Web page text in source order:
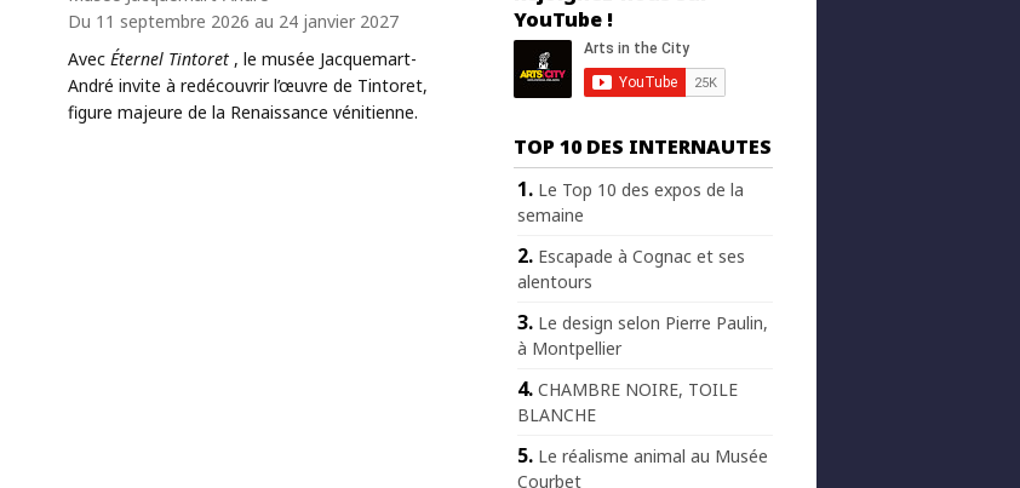
Du 11 septembre 2026 au 24 janvier 2027
AvecÉternel Tintoret , le musée Jacquemart-
André invite à redécouvrir l’œuvre de Tintoret,
figure majeure de la Renaissance vénitienne.
YouTube !
TOP 10 DES INTERNAUTES
Le Top 10 des expos de la
semaine
Escapade à Cognac et ses
alentours
Le design selon Pierre Paulin,
à Montpellier
CHAMBRE NOIRE, TOILE
BLANCHE
Le réalisme animal au Musée
Courbet